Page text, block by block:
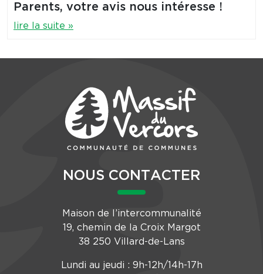
Parents, votre avis nous intéresse !
lire la suite »
NOUS CONTACTER
Maison de l’intercommunalité
19, chemin de la Croix Margot
38 250 Villard-de-Lans
Lundi au jeudi : 9h-12h/14h-17h